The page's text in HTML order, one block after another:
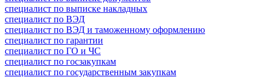
специалист по выписке накладных
специалист по ВЭД
специалист по ВЭД и таможенному оформлению
специалист по гарантии
специалист по ГО и ЧС
специалист по госзакупкам
специалист по государственным закупкам